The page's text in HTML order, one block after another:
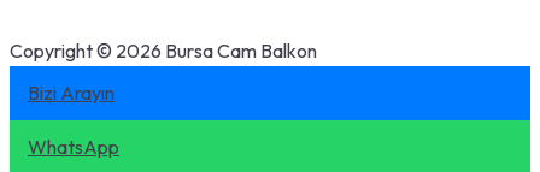
Copyright © 2026 Bursa Cam Balkon
Bizi Arayın
WhatsApp